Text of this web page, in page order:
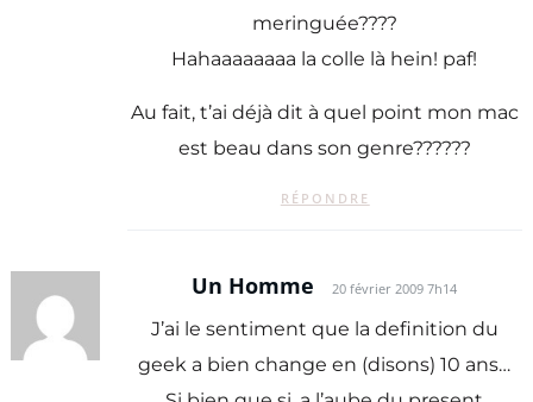
meringuée????
Hahaaaaaaaa la colle là hein! paf!
Au fait, t’ai déjà dit à quel point mon mac
est beau dans son genre??????
RÉPONDRE
Un Homme 20 février 2009 7h14
J’ai le sentiment que la definition du
geek a bien change en (disons) 10 ans…